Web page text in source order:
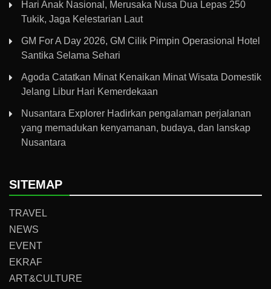
Hari Anak Nasional, Merusaka Nusa Dua Lepas 250
Tukik, Jaga Kelestarian Laut
GM For A Day 2026, GM Cilik Pimpin Operasional Hotel
Santika Selama Sehari
Agoda Catatkan Minat Kenaikan Minat Wisata Domestik
Jelang Libur Hari Kemerdekaan
Nusantara Explorer Hadirkan pengalaman perjalanan
yang memadukan kenyamanan, budaya, dan lanskap
Nusantara
SITEMAP
TRAVEL
NEWS
EVENT
EKRAF
ART&CULTURE